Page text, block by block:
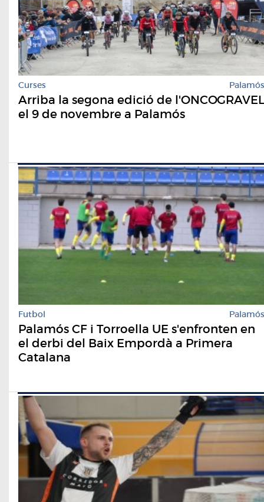
Curses Palamós
Arriba la segona edició de l'ONCOGRAVEL
el 9 de novembre a Palamós
Futbol Palamós
Palamós CF i Torroella UE s'enfronten en
el derbi del Baix Empordà a Primera
Catalana